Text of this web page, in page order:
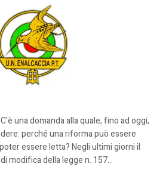
una domanda alla quale, fino ad oggi,
perché una riforma può essere
essere letta? Negli ultimi giorni il
modifica della legge n. 157...